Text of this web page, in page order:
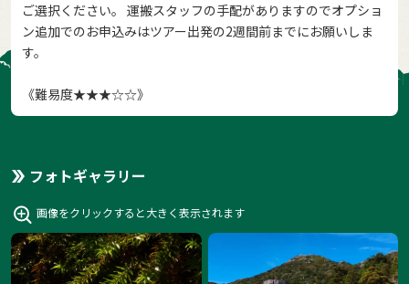
ご選択ください。 運搬スタッフの手配がありますのでオプショ
ン追加でのお申込みはツアー出発の2週間前までにお願いしま
す。
《難易度★★★☆☆》
フォトギャラリー
画像をクリックすると大きく表示されます